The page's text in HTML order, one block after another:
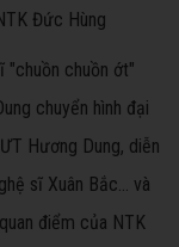
Đức Hùng
"chuồn chuồn ớt"
chuyển hình đại
Hương Dung, diễn
sĩ Xuân Bắc… và
điểm của NTK